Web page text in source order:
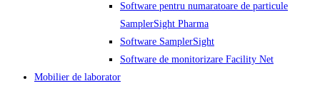
Software pentru numaratoare de particule
SamplerSight Pharma
Software SamplerSight
Software de monitorizare Facility Net
Mobilier de laborator